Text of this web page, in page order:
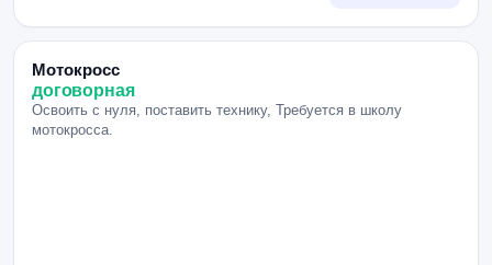
Мотокросс
договорная
Освоить с нуля, поставить технику, Требуется в школу
мотокросса.